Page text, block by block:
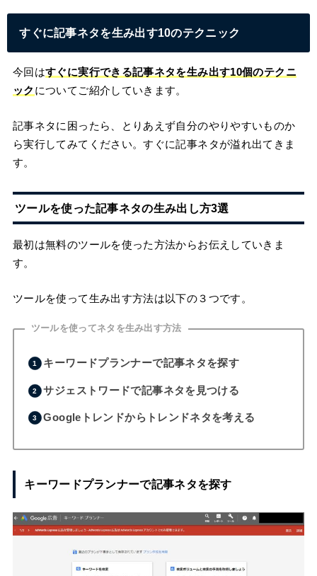
すぐに記事ネタを生み出す10のテクニック
今回はすぐに実行できる記事ネタを生み出す10個のテクニ
ック についてご紹介していきます。
記事ネタに困ったら、とりあえず自分のやりやすいものか
ら実行してみてください。すぐに記事ネタが溢れ出てきま
す。
ツールを使った記事ネタの生み出し方3選
最初は無料のツールを使った方法からお伝えしていきま
す。
ツールを使って生み出す方法は以下の３つです。
ツールを使ってネタを生み出す方法
キーワードプランナーで記事ネタを探す
サジェストワードで記事ネタを見つける
Googleトレンドからトレンドネタを考える
キーワードプランナーで記事ネタを探す